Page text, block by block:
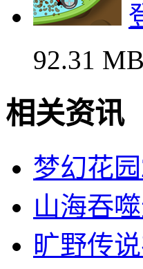
92.31 MB
相关资讯
梦幻花
山海吞
旷野传